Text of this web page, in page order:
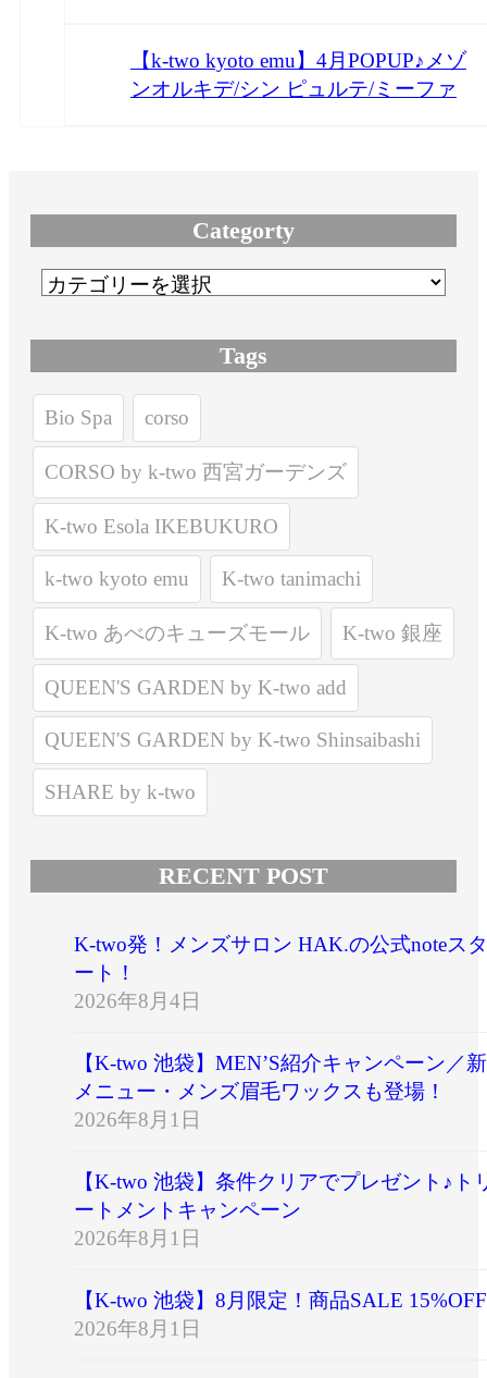
【k-two kyoto emu】4月POPUP♪メゾ
ンオルキデ/シン ピュルテ/ミーファ
Categorty
Tags
Bio Spa corso
CORSO by k-two 西宮ガーデンズ
K-two Esola IKEBUKURO
k-two kyoto emu K-two tanimachi
K-two あべのキューズモール K-two 銀座
QUEEN'S GARDEN by K-two add
QUEEN'S GARDEN by K-two Shinsaibashi
SHARE by k-two
RECENT POST
K-two発！メンズサロン HAK.の公式noteスタ
ート！
2026年8月4日
【K-two 池袋】MEN’S紹介キャンペーン／新
メニュー・メンズ眉毛ワックスも登場！
2026年8月1日
【K-two 池袋】条件クリアでプレゼント♪ト
ートメントキャンペーン
2026年8月1日
【K-two 池袋】8月限定！商品SALE 15%OFF
2026年8月1日